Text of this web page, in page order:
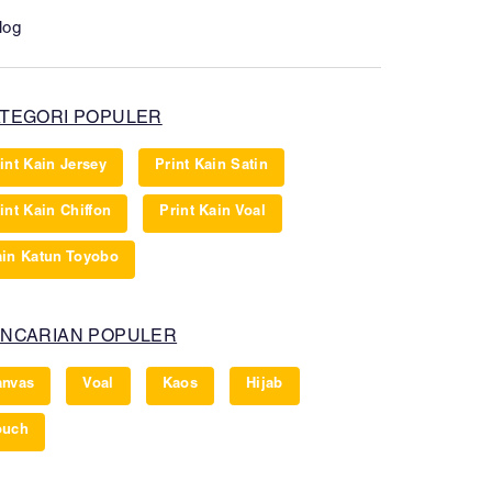
POPULER
Kain Jersey Print Kain Satin
Kain Chiffon Print Kain Voal
Katun Toyobo
POPULER
Voal Kaos Hijab